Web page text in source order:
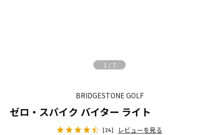
1 / 7
BRIDGESTONE GOLF
ゼロ・スパイク バイター ライト
[24] レビューを見る